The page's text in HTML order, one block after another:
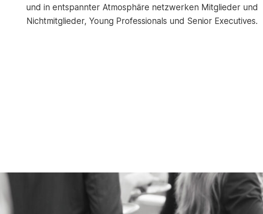
und in entspannter Atmosphäre netzwerken Mitglieder und
Nichtmitglieder, Young Professionals und Senior Executives.